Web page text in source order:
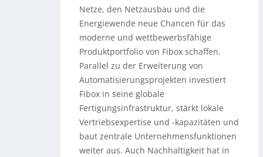
Netze, den Netzausbau und die
Energiewende neue Chancen für das
moderne und wettbewerbsfähige
Produktportfolio von Fibox schaffen.
Parallel zu der Erweiterung von
Automatisierungsprojekten investiert
Fibox in seine globale
Fertigungsinfrastruktur, stärkt lokale
Vertriebsexpertise und -kapazitäten und
baut zentrale Unternehmensfunktionen
weiter aus. Auch Nachhaltigkeit hat in